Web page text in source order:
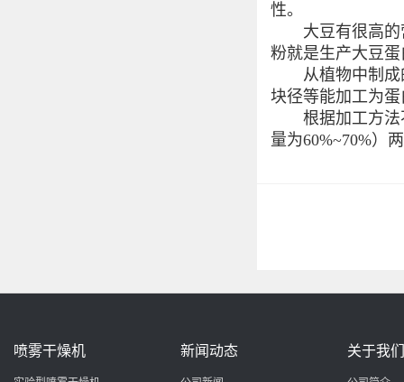
性。
大豆有很高的营
粉就是生产大豆
从植物中制成的
块径等能加工为
根据加工方法不
量为60%~70%）
喷雾干燥机 新闻动态 关于我们